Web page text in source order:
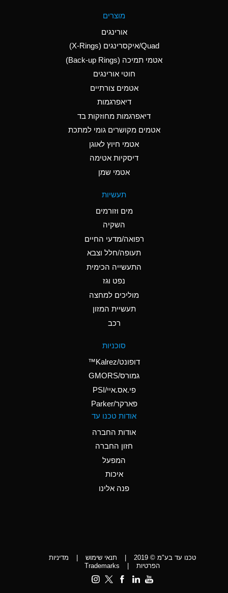
Aluminum Nitrate
(Aqueous)
Aluminum Phosphate
Ammonia Anhydrous
C
Ammonia Gas (cold)
A
Ammonia Gas (hot)
Ammonium Hydroxide
A
Ammonium Nitrate
Ammonium Nitrite
Ammonium Persulfate
Ammonium Phosphate
A
Ammonium Sulfate
*
Amyl Acetate (Banana
Aniline
D
Aniline Dyes
C
מוצרים
אורינגים
Quad/איקסרינגים (X-Rings)
אטמי תמיכה (Back-up Rings)
חוטי אורינגים
אטמים צורתיים
דיאפרגמות
דיאפרגמות מחוזקות בד
אטמים מקושרים גומי למתכת
אטמי חיוץ לאוגן
דיסקיות אטימה
אטמי שמן
תעשיות
מים וזורמים
השקיה
רפואה/מדעי החיים
תעופה/חלל וצבא
התעשייה הכימית
נפט וגז
מוליכים למחצה
תעשיית המזון
רכב
סוכניות
דופונט/Kalrez™
גמורס/GMORS
פי.אס.איי/PSI
פארקר/Parker
אודות טכנו עד
אודות החברה
חזון החברה
המפעל
איכות
פנה אלינו
טכנו עד בע"מ © 2019 | תנאי שימוש |
מדיניות
הפרטיות
|
Trademarks